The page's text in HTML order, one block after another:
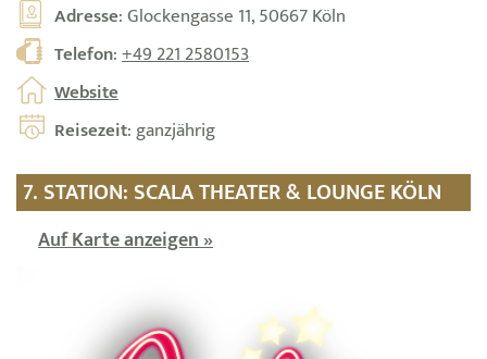
Adresse: Glockengasse 11, 50667 Köln
Telefon:+49 221 2580153
Website
Reisezeit: ganzjährig
7. STATION: SCALA THEATER & LOUNGE KÖLN
Auf Karte anzeigen »